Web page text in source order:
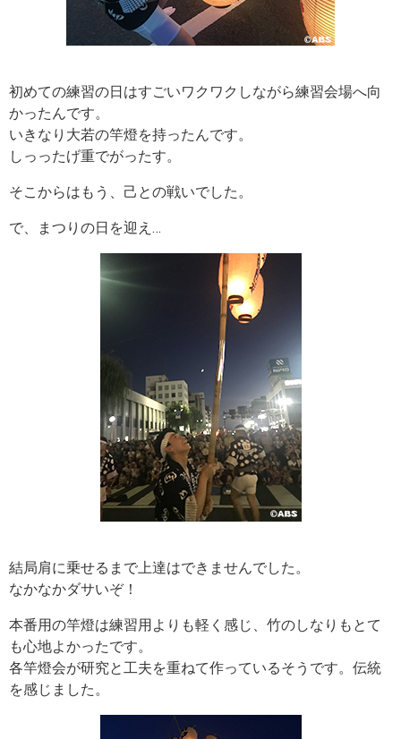
初めての練習の日はすごいワクワクしながら練習会場へ向
かったんです。
いきなり大若の竿燈を持ったんです。
しっったげ重でがったす。
そこからはもう、己との戦いでした。
で、まつりの日を迎え…
結局肩に乗せるまで上達はできませんでした。
なかなかダサいぞ！
本番用の竿燈は練習用よりも軽く感じ、竹のしなりもとて
も心地よかったです。
各竿燈会が研究と工夫を重ねて作っているそうです。伝統
を感じました。